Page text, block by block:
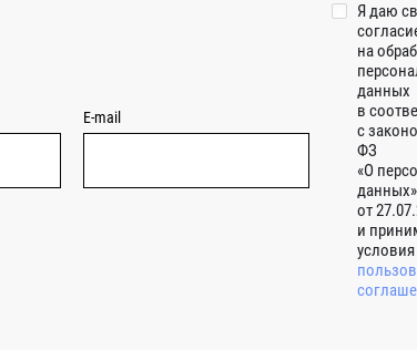
E-mail
Я даю
на
данных
в
с
ФЗ
«О
данных»
от
и
условия